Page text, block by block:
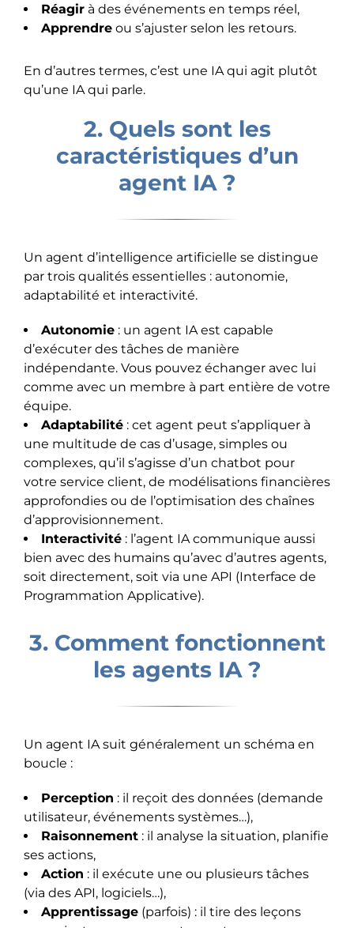
Réagir à des événements en temps réel,
Apprendre ou s’ajuster selon les retours.
En d’autres termes, c’est une IA qui agit plutôt
qu’une IA qui parle.
2. Quels sont les
caractéristiques d’un
agent IA ?
Un agent d’intelligence artificielle se distingue
par trois qualités essentielles : autonomie,
adaptabilité et interactivité.
Autonomie : un agent IA est capable
d’exécuter des tâches de manière
indépendante. Vous pouvez échanger avec lui
comme avec un membre à part entière de votre
équipe.
Adaptabilité : cet agent peut s’appliquer à
une multitude de cas d’usage, simples ou
complexes, qu’il s’agisse d’un chatbot pour
votre service client, de modélisations financières
approfondies ou de l’optimisation des chaînes
d’approvisionnement.
Interactivité : l’agent IA communique aussi
bien avec des humains qu’avec d’autres agents,
soit directement, soit via une API (Interface de
Programmation Applicative).
3. Comment fonctionnent
les agents IA ?
Un agent IA suit généralement un schéma en
boucle :
Perception : il reçoit des données (demande
utilisateur, événements systèmes…),
Raisonnement : il analyse la situation, planifie
ses actions,
Action : il exécute une ou plusieurs tâches
(via des API, logiciels…),
Apprentissage (parfois) : il tire des leçons